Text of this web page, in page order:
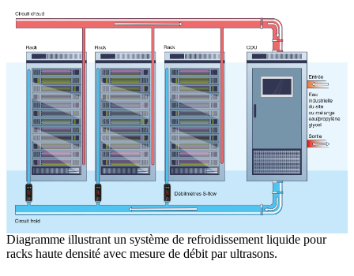
Diagramme illustrant un système de refroidissement liquide pour
racks haute densité avec mesure de débit par ultrasons.